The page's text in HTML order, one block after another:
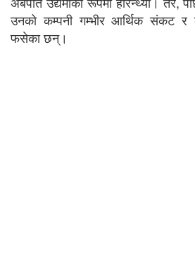
उनको कम्पनी गम्भीर आर्थिक संकट र
फसेका छन्।